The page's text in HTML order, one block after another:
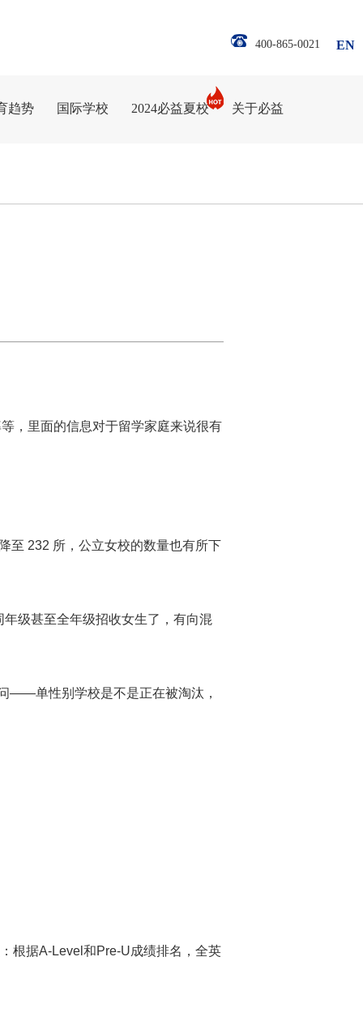
400-865-0021 EN
趋势 国际学校 2024必益夏校 关于必益
，里面的信息对于留学家庭来说很有
至 232 所，公立女校的数量也有所下
级甚至全年级招收女生了，有向混
——单性别学校是不是正在被淘汰，
根据A-Level和Pre-U成绩排名，全英